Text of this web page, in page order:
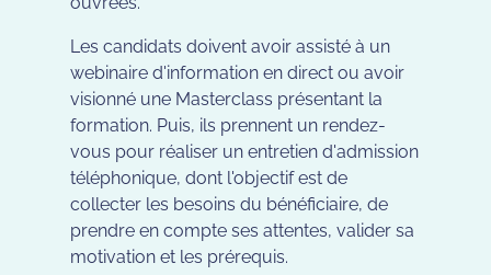
Les candidats doivent avoir assisté à un
webinaire d'information en direct ou avoir
visionné une Masterclass présentant la
formation. Puis, ils prennent un rendez-
vous pour réaliser un entretien d'admission
téléphonique, dont l'objectif est de
collecter les besoins du bénéficiaire, de
prendre en compte ses attentes, valider sa
motivation et les prérequis.